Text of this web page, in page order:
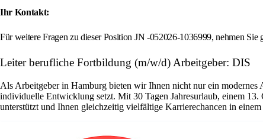
Ihr Kontakt:
Für weitere Fragen zu dieser Position JN -052026-1036999, nehmen
Leiter berufliche Fortbildung (m/w/d) Arbeitgeber: DIS
Als Arbeitgeber in Hamburg bieten wir Ihnen nicht nur ein
individuelle Entwicklung setzt. Mit 30 Tagen Jahresurlaub, einem
unterstützt und Ihnen gleichzeitig vielfältige Karrierechancen in